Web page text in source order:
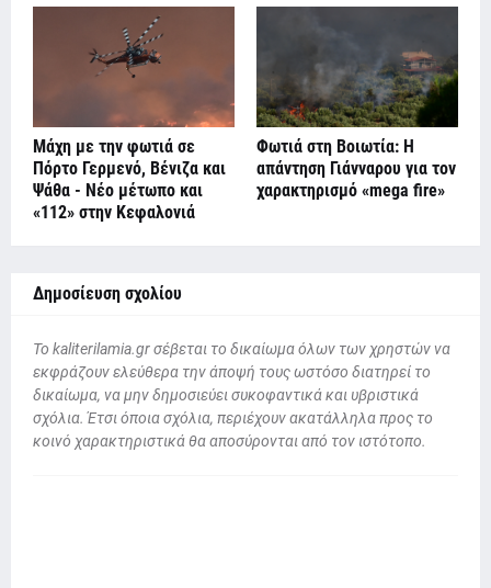
Μάχη με την φωτιά σε
Πόρτο Γερμενό, Βένιζα και
Ψάθα - Νέο μέτωπο και
«112» στην Κεφαλονιά
Φωτιά στη Βοιωτία: Η
απάντηση Γιάνναρου για τον
χαρακτηρισμό «mega fire»
Δημοσίευση σχολίου
To kaliterilamia.gr σέβεται το δικαίωμα όλων των χρηστών να
εκφράζουν ελεύθερα την άποψή τους ωστόσο διατηρεί το
δικαίωμα, να μην δημοσιεύει συκοφαντικά και υβριστικά
σχόλια. Έτσι όποια σχόλια, περιέχουν ακατάλληλα προς το
κοινό χαρακτηριστικά θα αποσύρονται από τον ιστότοπο.